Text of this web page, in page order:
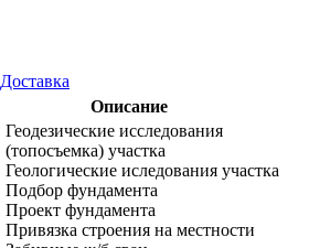
Доставка
Описание
Геодезические исследования
(топосъемка) участка
Геологические иследования участка
Подбор фундамента
Проект фундамента
Привязка строения на местности